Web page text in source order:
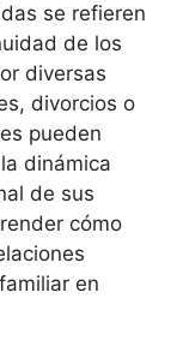
se refieren
de los
diversas
divorcios o
pueden
dinámica
de sus
cómo
en